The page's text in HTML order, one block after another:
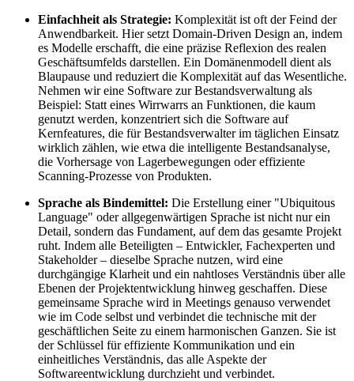
Einfachheit als Strategie: Komplexität ist oft der Feind der
Anwendbarkeit. Hier setzt Domain-Driven Design an, indem
es Modelle erschafft, die eine präzise Reflexion des realen
Geschäftsumfelds darstellen. Ein Domänenmodell dient als
Blaupause und reduziert die Komplexität auf das Wesentliche.
Nehmen wir eine Software zur Bestandsverwaltung als
Beispiel: Statt eines Wirrwarrs an Funktionen, die kaum
genutzt werden, konzentriert sich die Software auf
Kernfeatures, die für Bestandsverwalter im täglichen Einsatz
wirklich zählen, wie etwa die intelligente Bestandsanalyse,
die Vorhersage von Lagerbewegungen oder effiziente
Scanning-Prozesse von Produkten.
Sprache als Bindemittel: Die Erstellung einer "Ubiquitous
Language" oder allgegenwärtigen Sprache ist nicht nur ein
Detail, sondern das Fundament, auf dem das gesamte Projekt
ruht. Indem alle Beteiligten – Entwickler, Fachexperten und
Stakeholder – dieselbe Sprache nutzen, wird eine
durchgängige Klarheit und ein nahtloses Verständnis über alle
Ebenen der Projektentwicklung hinweg geschaffen. Diese
gemeinsame Sprache wird in Meetings genauso verwendet
wie im Code selbst und verbindet die technische mit der
geschäftlichen Seite zu einem harmonischen Ganzen. Sie ist
der Schlüssel für effiziente Kommunikation und ein
einheitliches Verständnis, das alle Aspekte der
Softwareentwicklung durchzieht und verbindet.